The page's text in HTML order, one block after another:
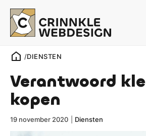
/DIENSTEN
Verantwoord
kopen
19 november 2020 Diensten